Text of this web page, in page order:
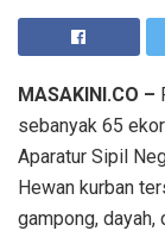
MASAKINI.CO –
sebanyak 65
Aparatur Sipil
Hewan kurban
gampong, dayah,